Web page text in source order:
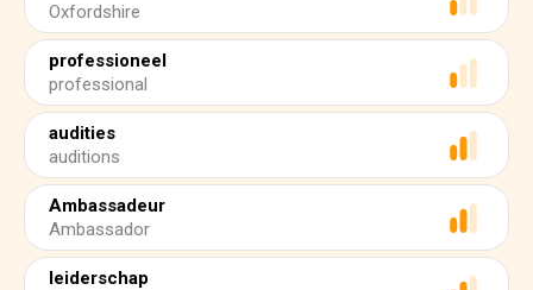
Oxfordshire
professioneel
professional
audities
auditions
Ambassadeur
Ambassador
leiderschap